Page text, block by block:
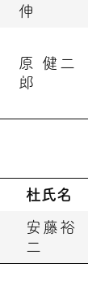
伸
原 健二
郎
杜氏名
安藤裕
二